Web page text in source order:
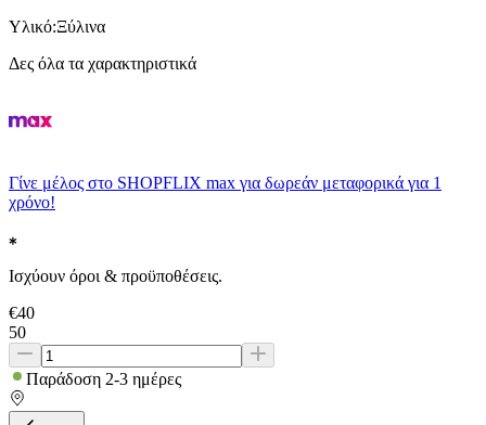
Υλικό:Ξύλινα
Δες όλα τα χαρακτηριστικά
Γίνε μέλος στο SHOPFLIX max για δωρεάν μεταφορικά για 1
χρόνο!
Ισχύουν όροι & προϋποθέσεις.
€40
50
Παράδοση 2-3 ημέρες